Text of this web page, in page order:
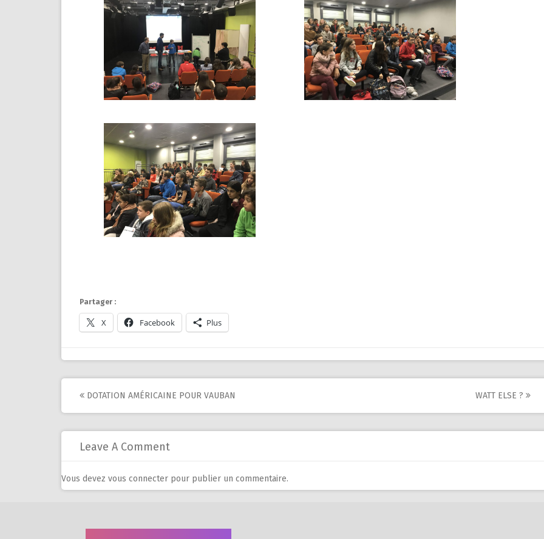
Partager :
X Facebook Plus
Post
navigation
DOTATION AMÉRICAINE POUR VAUBAN WATT ELSE ?
Leave A Comment
Vous devez vous connecter pour publier un commentaire.